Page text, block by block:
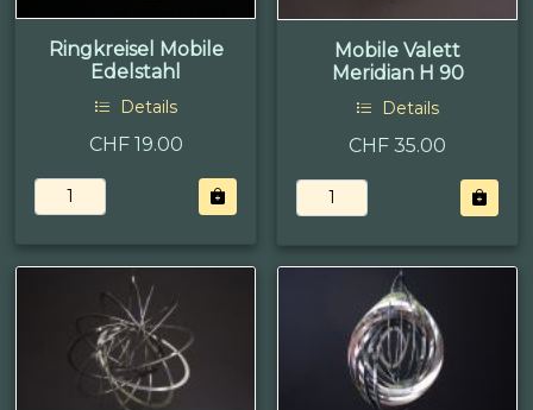
Ringkreisel Mobile
Edelstahl
Details
CHF 19.00
Mobile Valett
Meridian H 90
Details
CHF 35.00